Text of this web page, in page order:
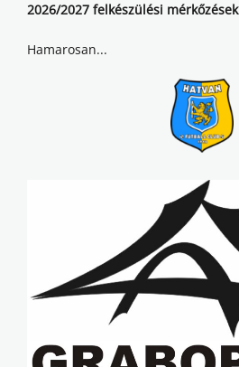
2026/2027 felkészülési mérkőzések
Hamarosan...